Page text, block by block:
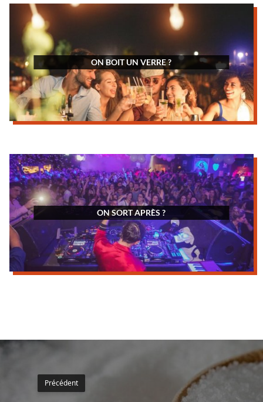
ON BOIT UN VERRE ?
ON SORT APRÈS ?
Précédent